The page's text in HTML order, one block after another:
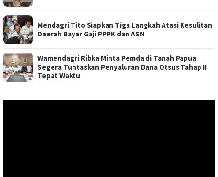
Mendagri Tito Siapkan Tiga Langkah Atasi Kesulitan
Daerah Bayar Gaji PPPK dan ASN
Wamendagri Ribka Minta Pemda di Tanah Papua
Segera Tuntaskan Penyaluran Dana Otsus Tahap II
Tepat Waktu